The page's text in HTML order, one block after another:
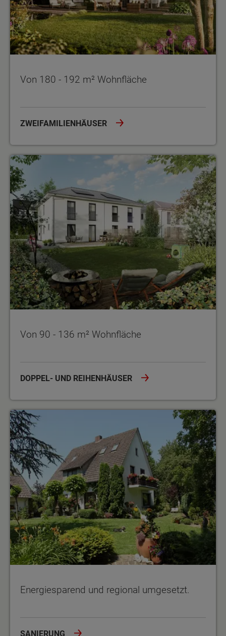
Von 180 - 192 m² Wohnfläche
ZWEIFAMILIENHÄUSER
Von 90 - 136 m² Wohnfläche
Von 90 - 136 m² Wohnfläche
DOPPEL- UND REIHENHÄUSER
Energiesparend und regional umgesetzt.
Energiesparend und regional umgesetzt.
SANIERUNG